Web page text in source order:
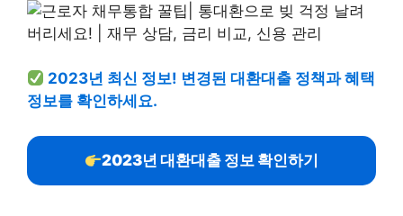
2023년 최신 정보! 변경된 대환대출 정책과 혜택
정보를 확인하세요.
2023년 대환대출 정보 확인하기